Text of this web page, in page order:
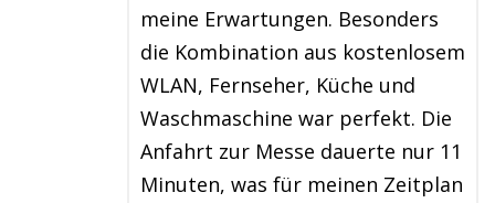
meine Erwartungen. Besonders
die Kombination aus kostenlosem
WLAN, Fernseher, Küche und
Waschmaschine war perfekt. Die
Anfahrt zur Messe dauerte nur 11
Minuten, was für meinen Zeitplan